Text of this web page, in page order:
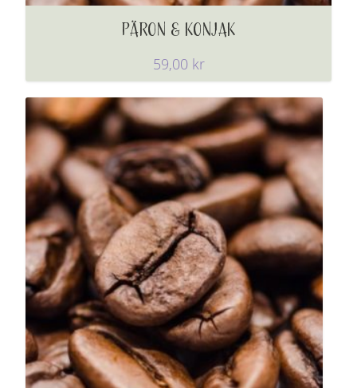
PÄRON & KONJAK
59,00 kr